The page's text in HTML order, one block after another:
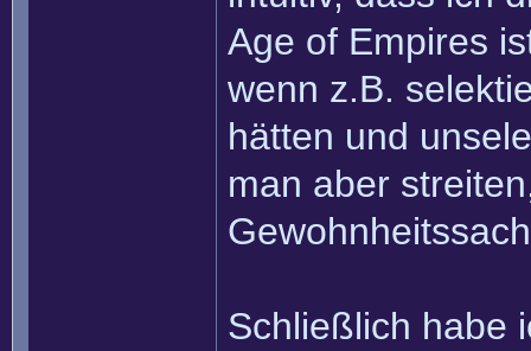
Age of Empires
wenn z.B.
hätten und
man aber
Schließlich habe